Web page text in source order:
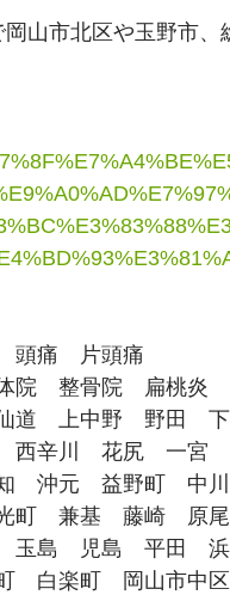
山市北区や玉野市
頭痛　片頭痛
院　整骨院　扁桃炎
道　上中野　野田　
西辛川　花尻　一宮
　沖元　益野町　中
町　兼基　藤崎　原
玉島　児島　平田
　白楽町　岡山市